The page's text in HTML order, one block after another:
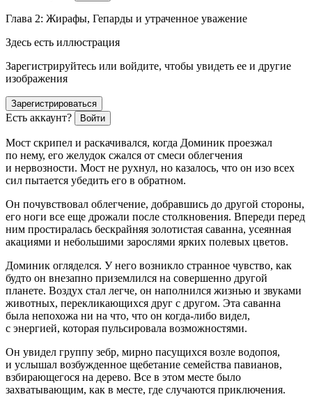
Глава 2: Жирафы, Гепарды и утраченное уважение
Здесь есть иллюстрация
Зарегистрируйтесь или войдите, чтобы увидеть ее и другие
изображения
Зарегистрироваться
Есть аккаунт? Войти
Мост скрипел и раскачивался, когда Доминик проезжал
по нему, его желудок сжался от смеси облегчения
и нервозности. Мост не рухнул, но казалось, что он изо всех
сил пытается убедить его в обратном.
Он почувствовал облегчение, добравшись до другой стороны,
его ноги все еще дрожали после столкновения. Впереди перед
ним простиралась бескрайняя золотистая саванна, усеянная
акациями и небольшими зарослями ярких полевых цветов.
Доминик огляделся. У него возникло странное чувство, как
будто он внезапно приземлился на совершенно другой
планете. Воздух стал легче, он наполнился жизнью и звуками
животных, перекликающихся друг с другом. Эта саванна
была непохожа ни на что, что он когда-либо видел,
с энергией, которая пульсировала возможностями.
Он увидел группу зебр, мирно пасущихся возле водопоя,
и услышал возбужденное щебетание семейства павианов,
взбирающегося на дерево. Все в этом месте было
захватывающим, как в месте, где случаются приключения.